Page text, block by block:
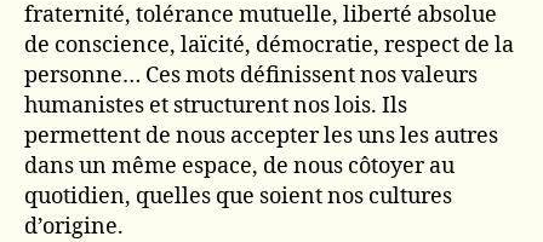
fraternité, tolérance mutuelle, liberté absolue
de conscience, laïcité, démocratie, respect de la
personne… Ces mots définissent nos valeurs
humanistes et structurent nos lois. Ils
permettent de nous accepter les uns les autres
dans un même espace, de nous côtoyer au
quotidien, quelles que soient nos cultures
d’origine.